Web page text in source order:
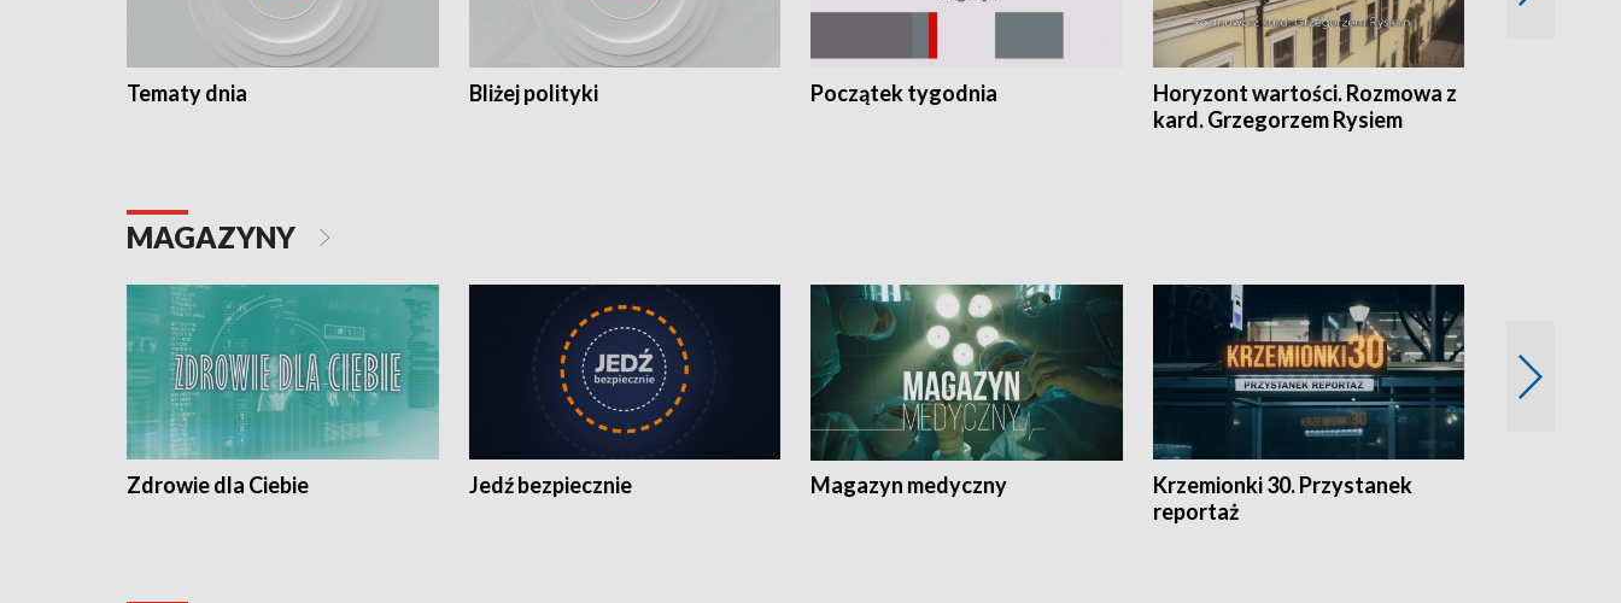
Tematy dnia Bliżej polityki Początek tygodnia
Horyzont wartości. Rozmowa z
kard. Grzegorzem Rysiem
MAGAZYNY
Zdrowie dla Ciebie Jedź bezpiecznie Magazyn medyczny
Krzemionki 30. Przystanek
reportaż